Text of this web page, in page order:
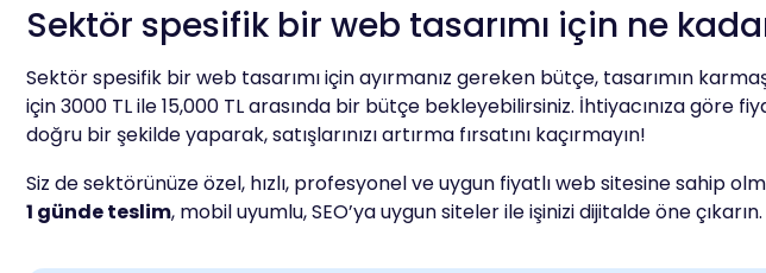
Sektör spesifik bir web tasarımı için ne
Sektör spesifik bir web tasarımı için ayırmanız gereken bütçe, tasarımın
için 3000 TL ile 15,000 TL arasında bir bütçe bekleyebilirsiniz. İhtiyacınıza göre
doğru bir şekilde yaparak, satışlarınızı artırma fırsatını kaçırmayın!
Siz de sektörünüze özel, hızlı, profesyonel ve uygun fiyatlı web sitesine sahip
1 günde teslim, mobil uyumlu, SEO’ya uygun siteler ile işinizi dijitalde öne çıkarın.